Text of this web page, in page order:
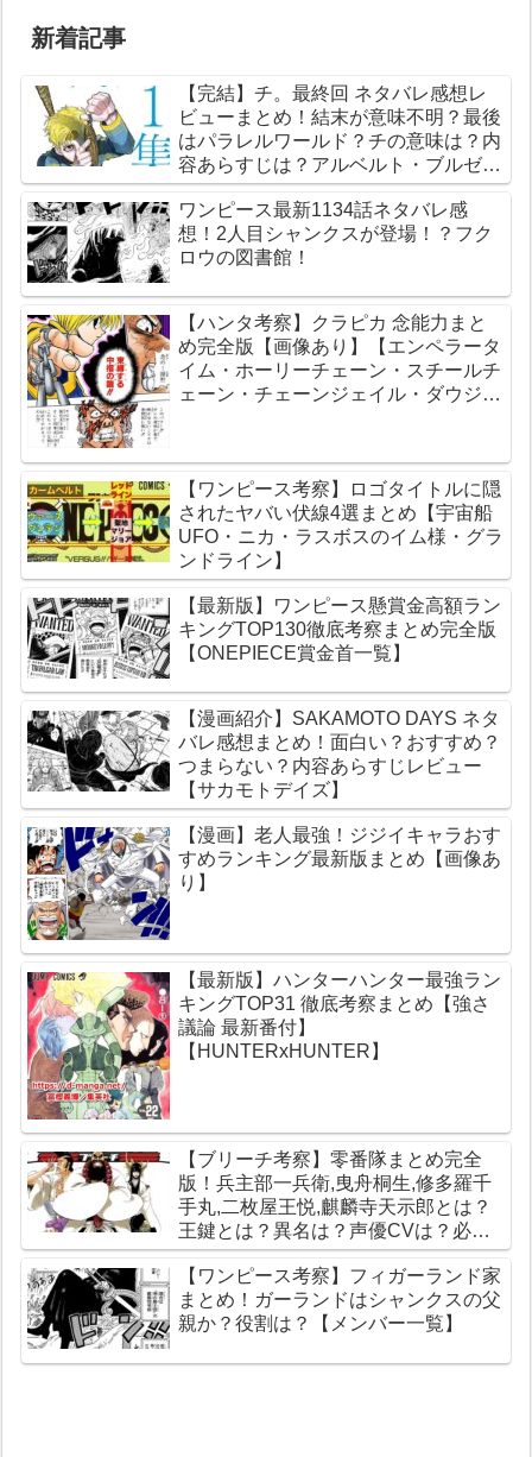
新着記事
【完結】チ。最終回 ネタバレ感想レ
ビューまとめ！結末が意味不明？最後
はパラレルワールド？チの意味は？内
容あらすじは？アルベルト・ブルゼフ
スキとは？【総合評価評判】【地球の
運動について】
ワンピース最新1134話ネタバレ感
想！2人目シャンクスが登場！？フク
ロウの図書館！
【ハンタ考察】クラピカ 念能力まと
め完全版【画像あり】【エンペラータ
イム・ホーリーチェーン・スチールチ
ェーン・チェーンジェイル・ダウジン
【ワンピース考察】ロゴタイトルに隠
されたヤバい伏線4選まとめ【宇宙船
UFO・ニカ・ラスボスのイム様・グラ
ンドライン】
【最新版】ワンピース懸賞金高額ラン
キングTOP130徹底考察まとめ完全版
【ONEPIECE賞金首一覧】
【漫画紹介】SAKAMOTO DAYS ネタ
バレ感想まとめ！面白い？おすすめ？
つまらない？内容あらすじレビュー
【サカモトデイズ】
【漫画】老人最強！ジジイキャラおす
すめランキング最新版まとめ【画像あ
り】
【最新版】ハンターハンター最強ラン
キングTOP31 徹底考察まとめ【強さ
議論 最新番付】
【HUNTERxHUNTER】
【ブリーチ考察】零番隊まとめ完全
版！兵主部一兵衛,曳舟桐生,修多羅千
手丸,二枚屋王悦,麒麟寺天示郎とは？
王鍵とは？異名は？声優CVは？必殺
技は？【霊王宮】【泉湯鬼・穀王・刀
神・大織守・まなこ和尚】
【ワンピース考察】フィガーランド家
まとめ！ガーランドはシャンクスの父
親か？役割は？【メンバー一覧】